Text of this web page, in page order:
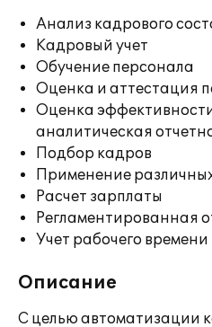
Анализ кадрового
Кадровый учет
Обучение персонала
Оценка и аттестация
Оценка
аналитическая
Подбор кадров
Применение
Расчет зарплаты
Регламентированная
Учет рабочего времени
Описание
С целью автоматизации